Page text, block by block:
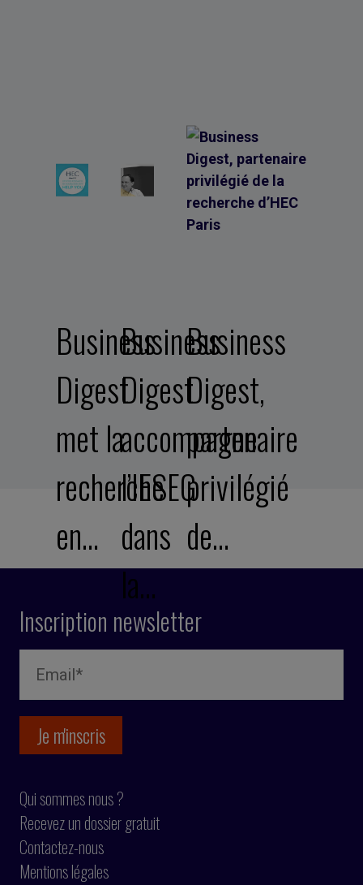
Business
Digest
met la
recherche
en…
Business
Digest
accompagne
l’IESEG
dans
la…
Business
Digest,
partenaire
privilégié
de…
Inscription newsletter
Qui sommes nous ?
Recevez un dossier gratuit
Contactez-nous
Mentions légales